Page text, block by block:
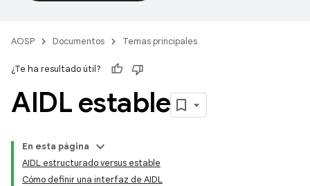
AOSP Documentos Temas principales
¿Te ha resultado útil?
AIDL estable
En esta página
AIDL estructurado versus estable
Cómo definir una interfaz de AIDL